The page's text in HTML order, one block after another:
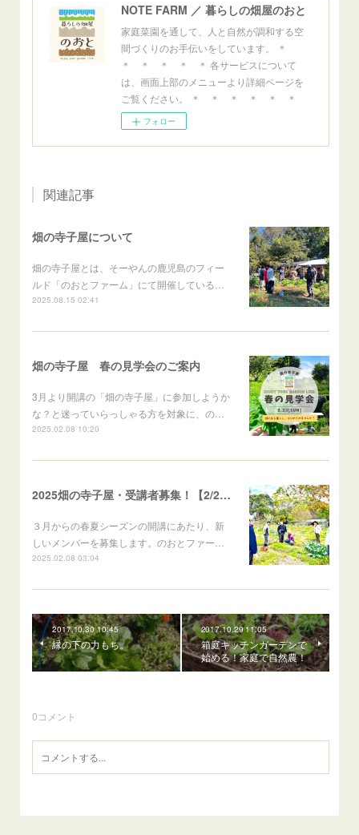
NOTE FARM ／ 暮らしの畑屋のおと
家庭菜園を通して、人と自然が調和する空
間づくりのお手伝いをしています。 ＊
＊ ＊ ＊ ＊ ＊ 各サービスについて
は、画面上部のメニューより詳細ページを
ご覧ください。 ＊ ＊ ＊ ＊ ＊ ＊
フォロー
関連記事
畑の寺子屋について
畑の寺子屋とは、そーやんの鹿児島のフィー
ルド「のおとファーム」にて開催している…
2025.08.15 02:41
畑の寺子屋 春の見学会のご案内
3月より開講の「畑の寺子屋」に参加しようか
な？と迷っていらっしゃる方を対象に、の…
2025.02.08 10:20
2025畑の寺子屋・受講者募集！【2/28〆切】
３月からの春夏シーズンの開講にあたり、新
しいメンバーを募集します。のおとファー…
2025.02.08 03:04
2017.10.30 10:45
縁の下の力もち。
2017.10.29 11:05
箱庭キッチンガーデンで
始める！家庭で自然農！
0コメント